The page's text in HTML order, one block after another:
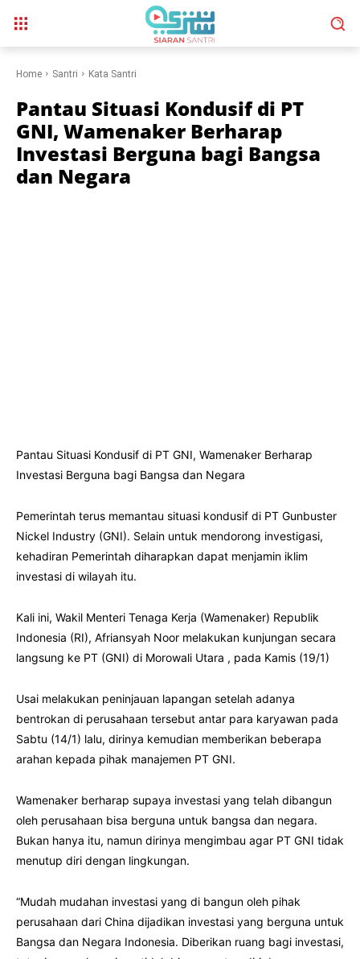
Home Santri Kata Santri
Pantau Situasi Kondusif di PT
GNI, Wamenaker Berharap
Investasi Berguna bagi Bangsa
dan Negara
Pantau Situasi Kondusif di PT GNI, Wamenaker Berharap
Investasi Berguna bagi Bangsa dan Negara
Pemerintah terus memantau situasi kondusif di PT Gunbuster
Nickel Industry (GNI). Selain untuk mendorong investigasi,
kehadiran Pemerintah diharapkan dapat menjamin iklim
investasi di wilayah itu.
Kali ini, Wakil Menteri Tenaga Kerja (Wamenaker) Republik
Indonesia (RI), Afriansyah Noor melakukan kunjungan secara
langsung ke PT (GNI) di Morowali Utara , pada Kamis (19/1)
Usai melakukan peninjauan lapangan setelah adanya
bentrokan di perusahaan tersebut antar para karyawan pada
Sabtu (14/1) lalu, dirinya kemudian memberikan beberapa
arahan kepada pihak manajemen PT GNI.
Wamenaker berharap supaya investasi yang telah dibangun
oleh perusahaan bisa berguna untuk bangsa dan negara.
Bukan hanya itu, namun dirinya mengimbau agar PT GNI tidak
menutup diri dengan lingkungan.
“Mudah mudahan investasi yang di bangun oleh pihak
perusahaan dari China dijadikan investasi yang berguna untuk
Bangsa dan Negara Indonesia. Diberikan ruang bagi investasi,